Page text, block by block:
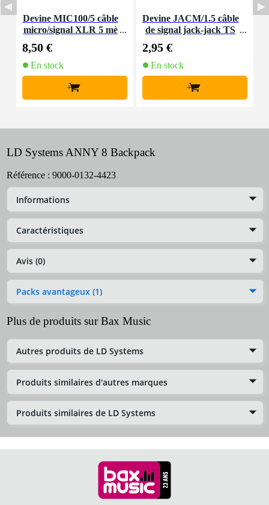
Devine MIC100/5 câble
micro/signal XLR 5 mè
8,50 €
En stock
+
Devine JACM/1.5 câble
de signal jack-jack TS
2,95 €
En stock
+
LD Systems ANNY 8 Backpack
Référence : 9000-0132-4423
Informations
Caractéristiques
Avis (0)
Packs avantageux (1)
Plus de produits sur Bax Music
Autres produits de LD Systems
Produits similaires d'autres marques
Produits similaires de LD Systems